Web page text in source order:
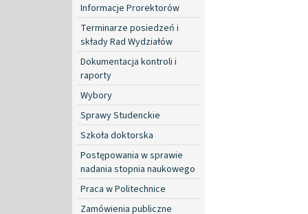
Informacje Prorektorów
Terminarze posiedzeń i
składy Rad Wydziałów
Dokumentacja kontroli i
raporty
Wybory
Sprawy Studenckie
Szkoła doktorska
Postępowania w sprawie
nadania stopnia naukowego
Praca w Politechnice
Zamówienia publiczne